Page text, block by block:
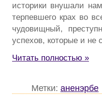
историки внушали
терпевшего крах во
чудовищный,
успехов, которые и не
Читать полностью »
Метки: аненэрбе